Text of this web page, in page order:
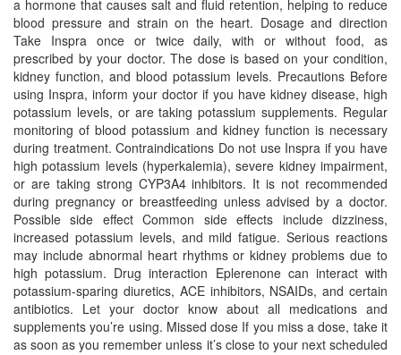
a hormone that causes salt and fluid retention, helping to reduce
blood pressure and strain on the heart. Dosage and direction
Take Inspra once or twice daily, with or without food, as
prescribed by your doctor. The dose is based on your condition,
kidney function, and blood potassium levels. Precautions Before
using Inspra, inform your doctor if you have kidney disease, high
potassium levels, or are taking potassium supplements. Regular
monitoring of blood potassium and kidney function is necessary
during treatment. Contraindications Do not use Inspra if you have
high potassium levels (hyperkalemia), severe kidney impairment,
or are taking strong CYP3A4 inhibitors. It is not recommended
during pregnancy or breastfeeding unless advised by a doctor.
Possible side effect Common side effects include dizziness,
increased potassium levels, and mild fatigue. Serious reactions
may include abnormal heart rhythms or kidney problems due to
high potassium. Drug interaction Eplerenone can interact with
potassium-sparing diuretics, ACE inhibitors, NSAIDs, and certain
antibiotics. Let your doctor know about all medications and
supplements you’re using. Missed dose If you miss a dose, take it
as soon as you remember unless it’s close to your next scheduled